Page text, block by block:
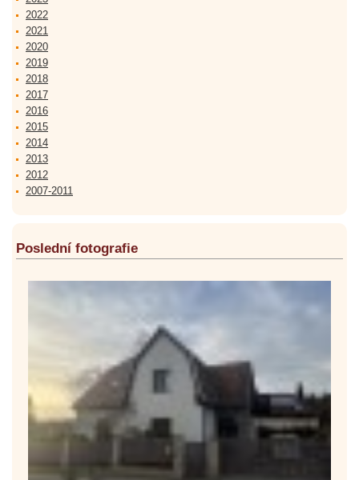
2022
2021
2020
2019
2018
2017
2016
2015
2014
2013
2012
2007-2011
Poslední fotografie